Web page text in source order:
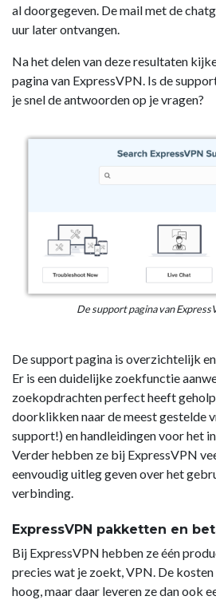
al doorgegeven. De mail met de
uur later ontvangen.
Na het delen van deze resultaten
pagina van ExpressVPN. Is de
je snel de antwoorden op je vragen?
De support pagina van
De support pagina is overzichtelijk
Er is een duidelijke zoekfunctie
zoekopdrachten perfect heeft
doorklikken naar de meest gestelde
support!) en handleidingen voor het
Verder hebben ze bij ExpressVPN
eenvoudig uitleg geven over het
verbinding.
ExpressVPN pakketten en
Bij ExpressVPN hebben ze één
precies wat je zoekt, VPN. De
hoog, maar daar leveren ze dan ook